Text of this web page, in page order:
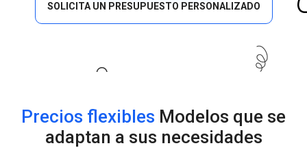
SOLICITA UN PRESUPUESTO PERSONALIZADO
Precios flexibles Modelos que se
adaptan a sus necesidades